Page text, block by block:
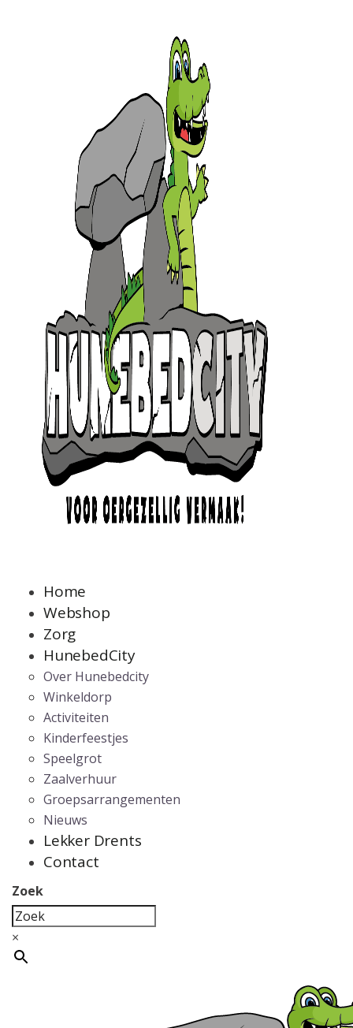
Home
Webshop
Zorg
HunebedCity
Over Hunebedcity
Winkeldorp
Activiteiten
Kinderfeestjes
Speelgrot
Zaalverhuur
Groepsarrangementen
Nieuws
Lekker Drents
Contact
Zoek
×